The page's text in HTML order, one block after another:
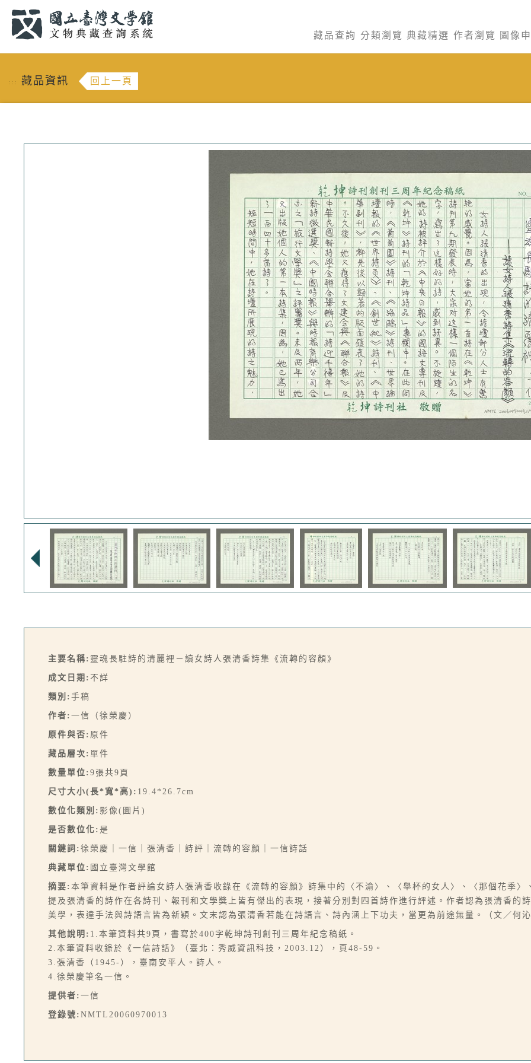
藏品查詢 分類瀏覽 典藏精選 作者瀏覽 圖像
::: 藏品資訊 回上一頁
主要名稱: 靈魂長駐詩的清麗裡－讀女詩人張清香詩集《流轉的容顏》
成文日期: 不詳
類別: 手稿
作者: 一信（徐榮慶）
原件與否: 原件
藏品層次: 單件
數量單位: 9張共9頁
尺寸大小(長*寬*高): 19.4*26.7cm
數位化類別: 影像(圖片)
是否數位化: 是
關鍵詞: 徐榮慶｜一信｜張清香｜詩評｜流轉的容顏｜一信詩話
典藏單位: 國立臺灣文學館
摘要: 本筆資料是作者評論女詩人張清香收錄在《流轉的容顏》詩集中的〈不渝〉、〈舉杯的女人〉、〈那個花季
提及張清香的詩作在各詩刊、報刊和文學獎上皆有傑出的表現，接著分別對四首詩作進行評述。作者認為張清香的
美學，表達手法與詩語言皆為新穎。文末認為張清香若能在詩語言、詩內涵上下功夫，當更為前途無量。（文／何
其他說明: 1.本筆資料共9頁，書寫於400字乾坤詩刊創刊三周年紀念稿紙。
2.本筆資料收錄於《一信詩話》（臺北：秀威資訊科技，2003.12），頁48-59。
3.張清香（1945-），臺南安平人。詩人。
4.徐榮慶筆名一信。
提供者: 一信
登錄號: NMTL20060970013